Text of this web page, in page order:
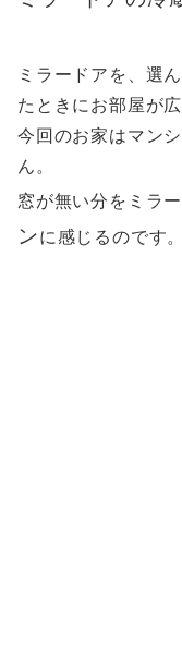
ミラードアを、選
たときにお部屋が
今回のお家はマン
ん。
窓が無い分をミラ
ンに感じるのです。